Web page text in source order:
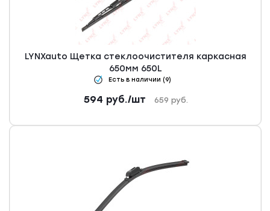
LYNXauto Щетка стеклоочистителя каркасная
650мм 650L
Есть в наличии (9)
594 руб./шт 659 руб.